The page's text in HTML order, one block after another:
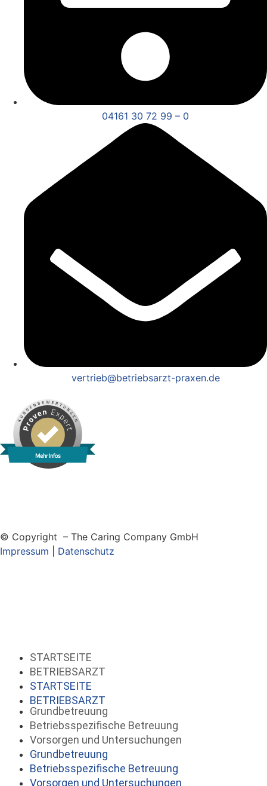
04161 30 72 99 – 0
vertrieb@betriebsarzt-praxen.de
Mehr Infos
© Copyright – The Caring Company GmbH
Impressum
Datenschutz
STARTSEITE
BETRIEBSARZT
STARTSEITE
BETRIEBSARZT
Grundbetreuung
Betriebsspezifische Betreuung
Vorsorgen und Untersuchungen
Grundbetreuung
Betriebsspezifische Betreuung
Vorsorgen und Untersuchungen